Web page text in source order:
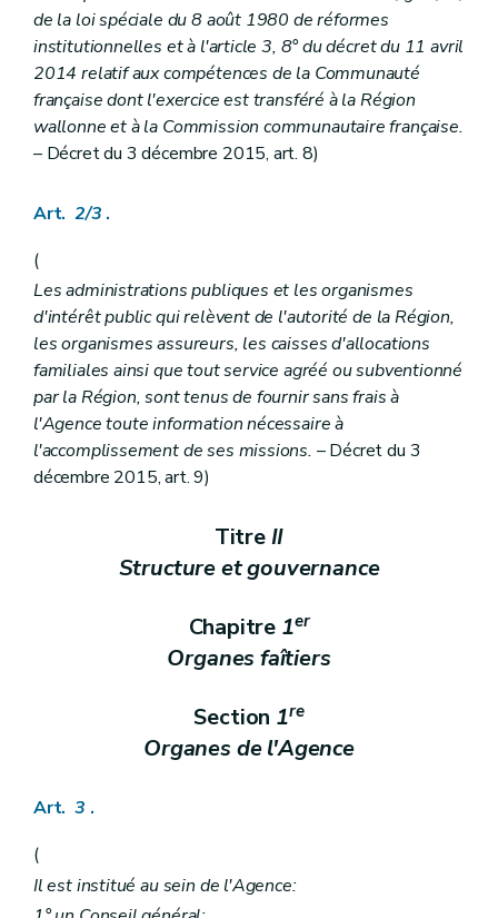
Section 5 Dispositions spécifiques aux maisons de vie communautaire
Art. 100
Art. 101
Art. 102
Section 6 Dispositions spécifiques aux maisons d'habitation de type familial
Art. 103
Section 7 Dispositions spécifiques aux abris de nuit
Art. 104
Sous-section 2 Sanction
Art. 107
Art. 108
Art. 109
Section 2 Dispositions pénales spécifiques
Section (...)
Art. 110
Art. 111
Sous-section 1re
Maison d'accueil, maisons de vie communautaire et maisons d'hébergement de type familial
Art. 112
Subventionnement et programmation des maisons d'accueil et des maisons de vie communautaire
Section 1
Programmation
Art. 114
Art. 115
Art. 116
Art. 117
Institutions pratiquant la médiation de dettes
Section 1re
Disposition générale
Art. 118
Art. 123
de la loi spéciale du 8 août 1980 de réformes
institutionnelles et à l'article 3, 8° du décret du 11 avril
2014 relatif aux compétences de la Communauté
française dont l'exercice est transféré à la Région
wallonne et à la Commission communautaire française.
– Décret du 3 décembre 2015, art. 8)
Art. 2/3 .
(
Les administrations publiques et les organismes
d'intérêt public qui relèvent de l'autorité de la Région,
les organismes assureurs, les caisses d'allocations
familiales ainsi que tout service agréé ou subventionné
par la Région, sont tenus de fournir sans frais à
l'Agence toute information nécessaire à
l'accomplissement de ses missions. – Décret du 3
décembre 2015, art. 9)
TitreII
Structure et gouvernance
Chapitre 1er
Organes faîtiers
Section 1re
Organes de l'Agence
Art. 3 .
(
Il est institué au sein de l'Agence: